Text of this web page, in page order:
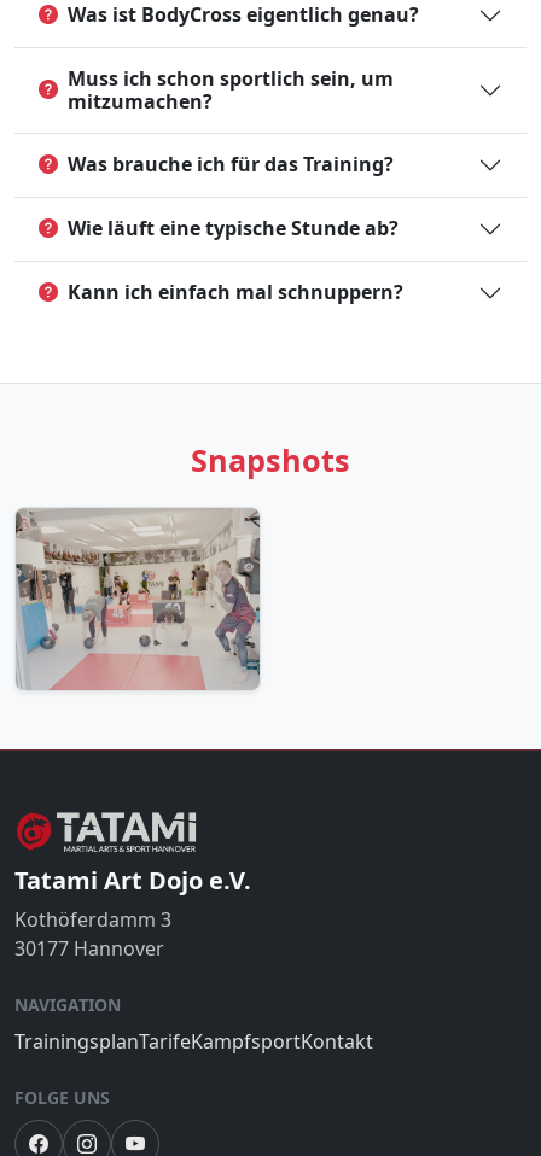
Was ist BodyCross eigentlich genau?
Muss ich schon sportlich sein, um
mitzumachen?
Was brauche ich für das Training?
Wie läuft eine typische Stunde ab?
Kann ich einfach mal schnuppern?
Snapshots
Tatami Art Dojo e.V.
Kothöferdamm 3
30177 Hannover
NAVIGATION
TrainingsplanTarifeKampfsportKontakt
FOLGE UNS